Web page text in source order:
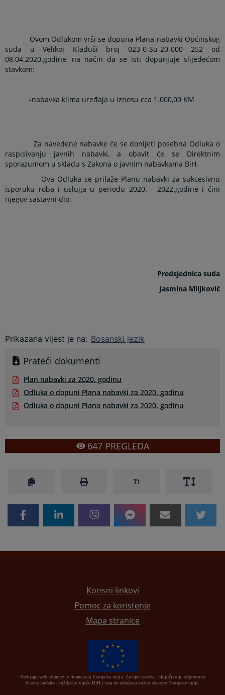
Ovom Odlukom vrši se dopuna Plana nabavki Općinskog
suda u Velikoj Kladuši broj 023-0-Su-20-000 252 od
08.04.2020.godine, na način da se isti dopunjuje slijedećom
stavkom:
-nabavka klima uređaja u iznosu cca 1.000,00 KM
Za navedene nabavke će se donijeti posebna Odluka o
raspisivanju javnih nabavki, a obavit će se Direktnim
sporazumom u skladu s Zakona o javnim nabavkama BiH.
Ova Odluka se prilaže Planu nabavki za sukcesivnu
isporuku roba i usluga u periodu 2020. - 2022.godine i čini
njegov sastavni dio.
Predsjednica suda
Jasmina Miljković
Prikazana vijest je na: Bosanski jezik
Prateći dokumenti
Plan nabavki za 2020. godinu
Odluka o dopuni Plana nabavki za 2020. godinu
Odluka o dopuni Plana nabavki za 2020. godinu
647PREGLEDA
Korisni linkovi
Pomoc za koristenje
Mapa stranice
Redizajn web stranice je finansirala Evropska unija. Za njen sadržaj isključivo je odgovorno
Visoko sudsko i tužilačko vijeće BiH i ona ne odražava nužno stavove Evropske unije.